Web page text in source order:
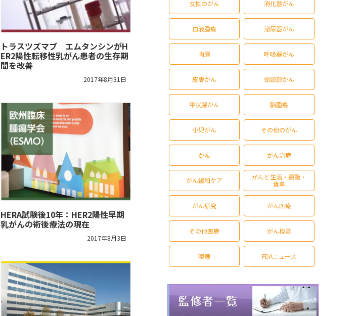
トラスツズマブ エムタンシンがH
ER2陽性転移性乳がん患者の生存期
間を改善
2017年8月31日
HERA試験後10年：HER2陽性早期
乳がんの術後療法の現在
2017年8月3日
女性のがん 消化器がん
血液腫瘍 泌尿器がん
肉腫 呼吸器がん
皮膚がん 頭頸部がん
甲状腺がん 脳腫瘍
小児がん その他のがん
がん がん治療
がん緩和ケア
がんと生活・運動・
食事
がん研究 がん医療
その他医療 がん検診
喫煙 FDAニュース